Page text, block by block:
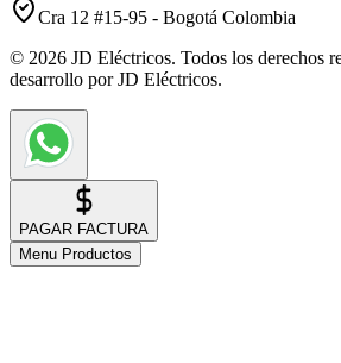
Cra 12 #15-95 - Bogotá Colombia
© 2026 JD Eléctricos. Todos los derechos
desarrollo por JD Eléctricos.
PAGAR FACTURA
Menu Productos